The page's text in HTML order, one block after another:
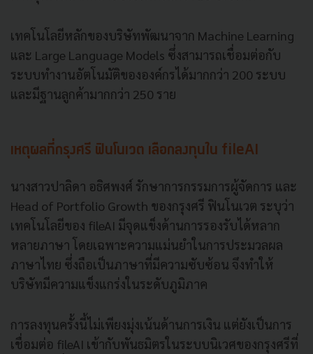
เทคโนโลยีหลักของบริษัทพัฒนาจาก Machine Learning
และ Large Language Models ซึ่งสามารถเชื่อมต่อกับ
ระบบทำงานอัตโนมัติขององค์กรได้มากกว่า 200 ระบบ
และมีฐานลูกค้ามากกว่า 250 ราย
เหตุผลที่กรุงศรี ฟินโนเวต เลือกลงทุนใน fileAI
นางสาวปาลิดา อธิศพงศ์ รักษาการกรรมการผู้จัดการ และ
Head of Portfolio Growth ของกรุงศรี ฟินโนเวต ระบุว่า
เทคโนโลยีของ fileAI มีจุดแข็งด้านการรองรับได้หลาก
หลายภาษา โดยเฉพาะความแม่นยำในการประมวลผล
ภาษาไทย ซึ่งถือเป็นภาษาที่มีความซับซ้อน จึงทำให้
บริษัทมีความแข็งแกร่งในระดับภูมิภาค
การลงทุนครั้งนี้ไม่เพียงมุ่งเน้นด้านการเงิน แต่ยังเป็นการ
เชื่อมต่อ fileAI เข้ากับพันธมิตรในระบบนิเวศของกรุงศรีที่